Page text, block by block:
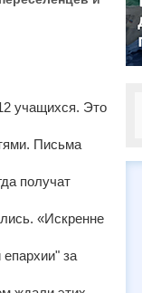
учащихся. Это
Письма
получат
«Искренне
за